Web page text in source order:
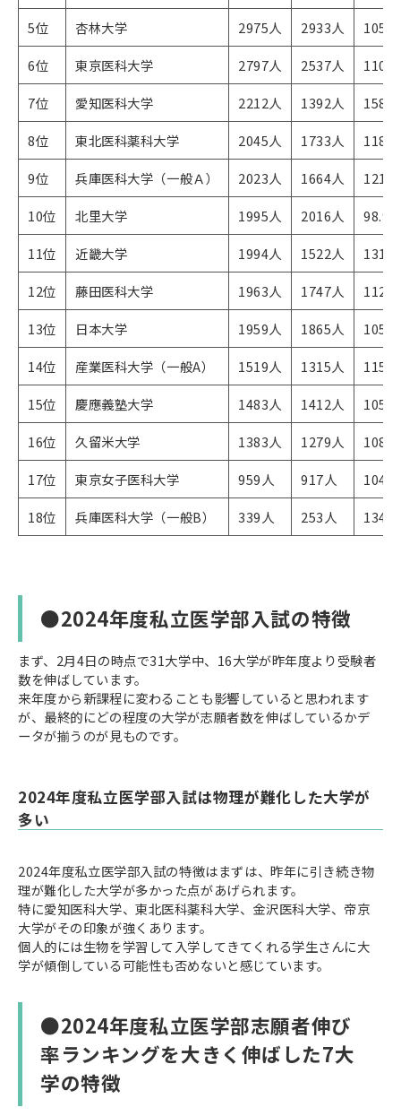
5位
杏林大学 2975人 2933人
105%
6位
東京医科大学 2797人 2537人
110%
7位
愛知医科大学 2212人 1392人
158%
8位
東北医科薬科大学​​​​​ 2045人 1733人
118%
9位
兵庫医科大学（一般Ａ） 2023人 1664人
121%
10位
北里大学 1995人 2016人
11位
近畿大学 1994人 1522人
131%
12位
藤田医科大学 1963人 1747人
112%
13位
日本大学 1959人 1865人
105%
14位
産業医科大学（一般A） 1519人 1315人
115%
15位
慶應義塾大学 1483人 1412人
105%
16位
久留米大学 1383人 1279人
108%
17位
東京女子医科大学 959人 917人
104%
18位
兵庫医科大学（一般B） 339人 253人 134%
●2024年度私立医学部入試の特徴
まず、2月4日の時点で31大学中、16大学が昨年度より受験者
数を伸ばしています。
来年度から新課程に変わることも影響していると思われます
が、最終的にどの程度の大学が志願者数を伸ばしているかデ
ータが揃うのが見ものです。
2024年度私立医学部入試は物理が難化した大学が
多い
2024年度私立医学部入試の特徴はまずは、昨年に引き続き物
理が難化した大学が多かった点があげられます。
特に愛知医科大学、東北医科薬科大学、金沢医科大学、帝京
大学がその印象が強くあります。
個人的には生物を学習して入学してきてくれる学生さんに大
学が傾倒している可能性も否めないと感じています。
●2024年度私立医学部志願者伸び
率ランキングを大きく伸ばした7大
学の特徴